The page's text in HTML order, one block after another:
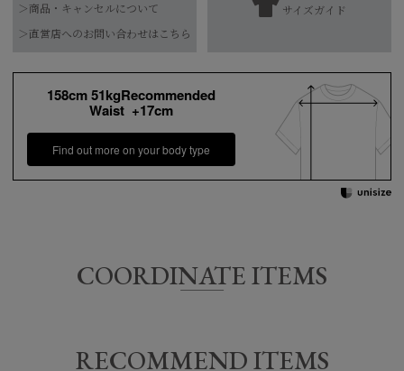
素材
素材特性：接触冷感/UVカット
お手入れ方法
水洗い可
素材特性：接触冷感・UVカット
*詳しくは商品の洗濯表示にてご確認をお願
い致します。
原産国
日本
着丈 身幅 肩幅
【お届け希望日につきまして】
※最短日のお届けとなります。
通常は、平日営業日2～4日以内の発送となります。
また連休時、セール時期などはご希望に添えない場合がございま
す。
予めご了承くださいませ。
＞商品・キャンセルについて
＞直営店へのお問い合わせはこちら
サイズガイド
158cm 51kgRecommended
Waist +17cm
Find out more on your body type
COORDINATE ITEMS
RECOMMEND ITEMS